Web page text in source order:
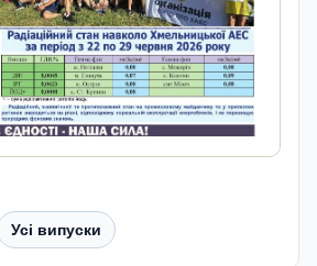
Усі випуски